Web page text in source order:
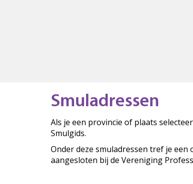
Smuladressen
Als je een provincie of plaats
Smulgids.
Onder deze smuladressen tref je
aangesloten bij de Vereniging